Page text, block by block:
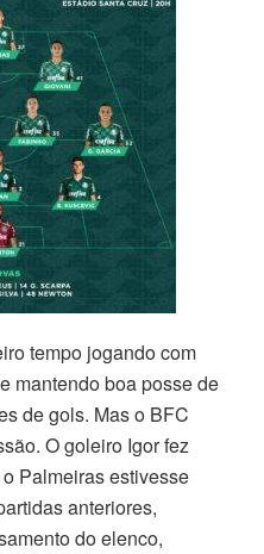
tempo jogando com
mantendo boa posse de
de gols. Mas o BFC
O goleiro Igor fez
Palmeiras estivesse
anteriores,
do elenco,